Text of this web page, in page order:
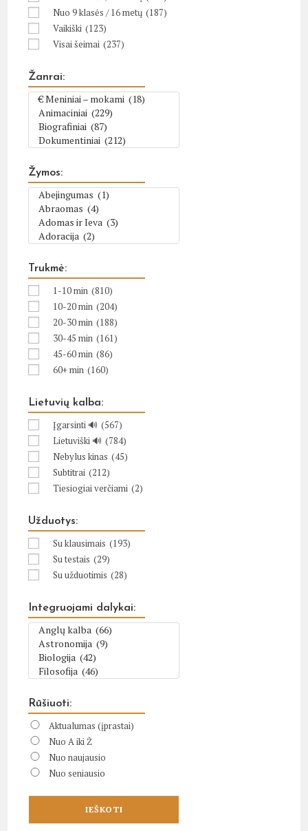
Nuo 9 klasės / 16 metų (187)
Vaikiški (123)
Visai šeimai (237)
Žanrai:
Žymos:
Trukmė:
1-10 min (810)
10-20 min (204)
20-30 min (188)
30-45 min (161)
45-60 min (86)
60+ min (160)
Lietuvių kalba:
Įgarsinti 🔊 (567)
Lietuviški 🔊 (784)
Nebylus kinas (45)
Subtitrai (212)
Tiesiogiai verčiami (2)
Užduotys:
Su klausimais (193)
Su testais (29)
Su užduotimis (28)
Integruojami dalykai:
Rūšiuoti:
Aktualumas (įprastai)
Nuo A iki Ž
Nuo naujausio
Nuo seniausio